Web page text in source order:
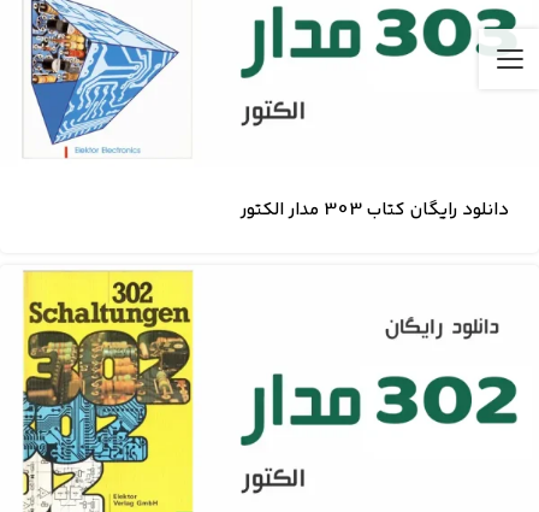
دانلود رایگان کتاب 303 مدار الکتور